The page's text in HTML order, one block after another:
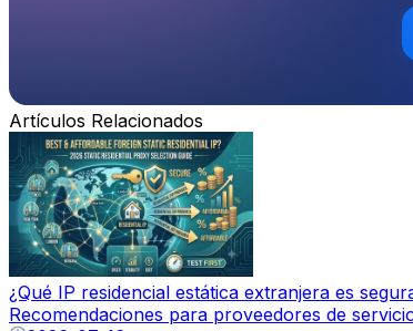
Artículos Relacionados
¿Qué IP residencial estática extranjera es
Recomendaciones para proveedores de